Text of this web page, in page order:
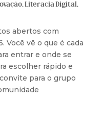
,Literacia Digital,
abertos com
Você vê o que é cada
entrar e onde se
escolher rápido e
para o grupo